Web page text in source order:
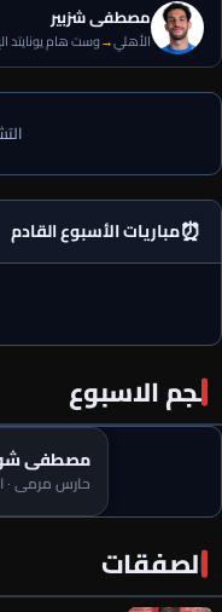
مصطفى شزبير
الأهلي→وست هام يونايتد
⏰مباريات الأسبوع القادم
نجم الاسبوع
مصطفى
حارس مرمى ·
الصفقاتالحسين عموتة